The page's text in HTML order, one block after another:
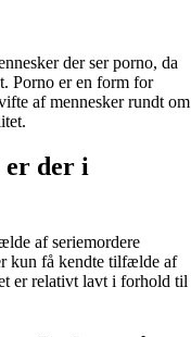
der ser porno, da
Porno er en form for
af mennesker rundt om
er der i
af seriemordere
kun få kendte tilfælde af
er relativt lavt i forhold til